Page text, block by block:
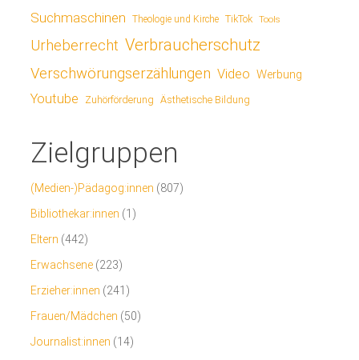
Suchmaschinen Theologie und Kirche TikTok Tools
Urheberrecht Verbraucherschutz
Verschwörungserzählungen Video Werbung
Youtube Zuhörförderung Ästhetische Bildung
Zielgruppen
(Medien-)Pädagog:innen (807)
Bibliothekar:innen (1)
Eltern (442)
Erwachsene (223)
Erzieher:innen (241)
Frauen/Mädchen (50)
Journalist:innen (14)